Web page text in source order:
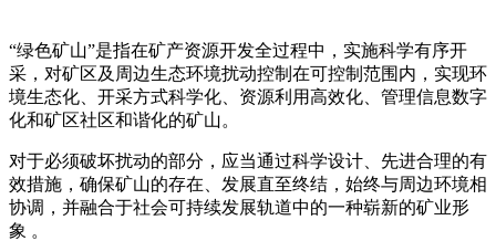
“绿色矿山”是指在矿产资源开发全过程中，实施科学有序开
采，对矿区及周边生态环境扰动控制在可控制范围内，实现环
境生态化、开采方式科学化、资源利用高效化、管理信息数字
化和矿区社区和谐化的矿山。
对于必须破坏扰动的部分，应当通过科学设计、先进合理的有
效措施，确保矿山的存在、发展直至终结，始终与周边环境相
协调，并融合于社会可持续发展轨道中的一种崭新的矿业形
象 。